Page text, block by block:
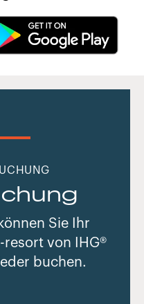
Sie Ihr
von IHG®
buchen.